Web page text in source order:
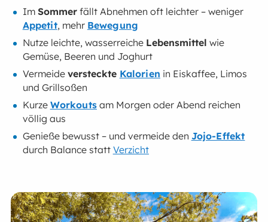
Im Sommerfällt Abnehmen oft leichter – weniger
Appetit, mehr Bewegung
Nutze leichte, wasserreiche Lebensmittel wie
Gemüse, Beeren und Joghurt
Vermeide versteckte Kalorien in Eiskaffee, Limos
und Grillsoßen
Kurze Workoutsam Morgen oder Abend reichen
völlig aus
Genieße bewusst – und vermeide den Jojo-Effekt
durch Balance statt Verzicht